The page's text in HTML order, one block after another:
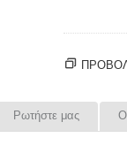
Ρωτήστε μας